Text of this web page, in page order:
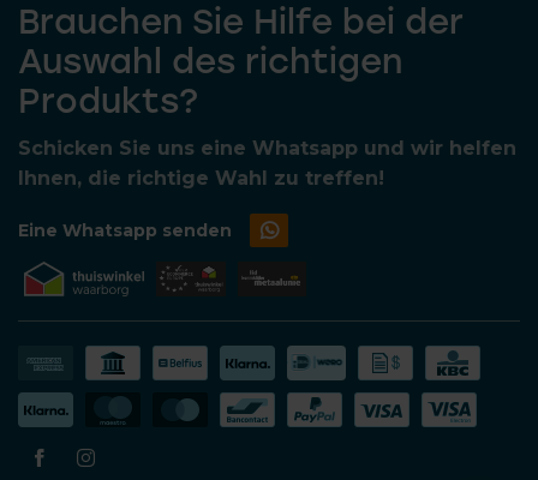
Brauchen Sie Hilfe bei der
Auswahl des richtigen
Produkts?
Schicken Sie uns eine Whatsapp und wir helfen
Ihnen, die richtige Wahl zu treffen!
Eine Whatsapp senden